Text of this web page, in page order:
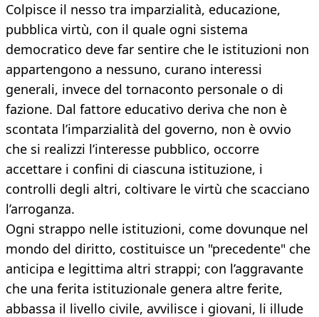
Colpisce il nesso tra imparzialità, educazione,
pubblica virtù, con il quale ogni sistema
democratico deve far sentire che le istituzioni non
appartengono a nessuno, curano interessi
generali, invece del tornaconto personale o di
fazione. Dal fattore educativo deriva che non è
scontata l’imparzialità del governo, non è ovvio
che si realizzi l’interesse pubblico, occorre
accettare i confini di ciascuna istituzione, i
controlli degli altri, coltivare le virtù che scacciano
l’arroganza.
Ogni strappo nelle istituzioni, come dovunque nel
mondo del diritto, costituisce un "precedente" che
anticipa e legittima altri strappi; con l’aggravante
che una ferita istituzionale genera altre ferite,
abbassa il livello civile, avvilisce i giovani, li illude